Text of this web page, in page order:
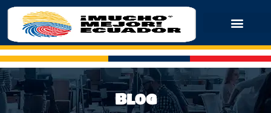
Blog